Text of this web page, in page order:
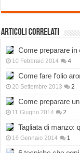
Articoli correlati
Come preparare in
10 Febbraio 2014 4
Come fare l’olio
20 Settembre 2013 2
Come preparare
11 Giugno 2014 2
Tagliata di manzo:
16 Gennaio 2014 1